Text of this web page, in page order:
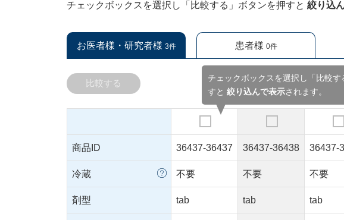
チェックボックスを選択し「比較する」ボタンを押すと絞り込
お医者様・研究者様 3件 患者様 0件
チェックボックスを選択し「比較す
すと絞り込んで表示されます。
比較する
商品ID 36437-36437 36437-36438 36437-
冷蔵 不要 不要 不要
剤型 tab tab tab